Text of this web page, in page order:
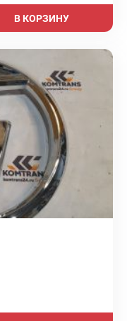
В КОРЗИНУ